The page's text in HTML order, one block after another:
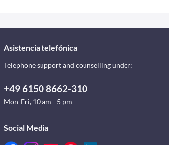
Asistencia telefónica
Telephone support and counselling under:
+49 6150 8662-310
Mon-Fri, 10 am - 5 pm
Social Media